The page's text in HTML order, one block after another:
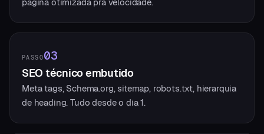
PASSO03
SEO técnico embutido
Meta tags, Schema.org, sitemap, robots.txt, hierarquia
de heading. Tudo desde o dia 1.